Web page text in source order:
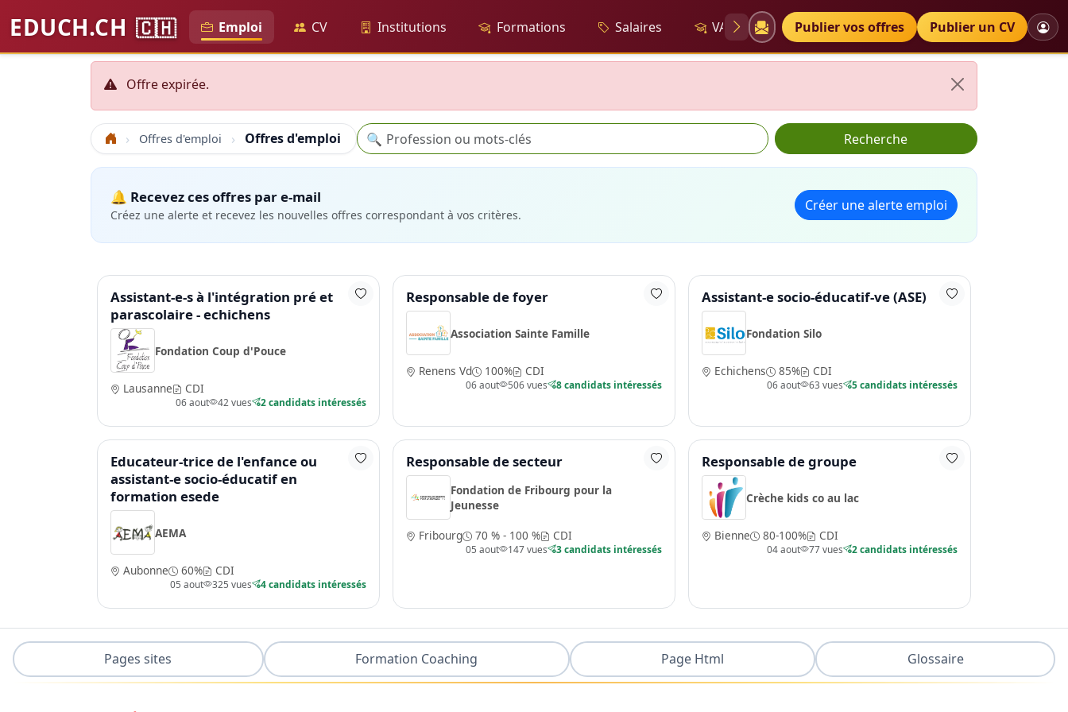
EDUCH.CH 🇨🇭 Emploi CV Institutions Formations Salaires VAE Diplômes Petites annonces
Publier vos offres Publier un CV
Offre expirée.
Accueil Offres d'emploi Offres d'emploi Recherche
🔍 Recherche
🔔 Recevez ces offres par e-mail
Créez une alerte et recevez les nouvelles offres correspondant à vos critères.
Créer une alerte emploi
Assistant-e-s à l'intégration pré et
parascolaire - echichens
Fondation Coup d'Pouce
Lausanne CDI
06 aout 42 vues 2 candidats intéressés
Responsable de foyer
Association Sainte Famille
Renens Vd 100% CDI
06 aout 506 vues 8 candidats intéressés
Assistant-e socio-éducatif-ve (ASE)
Fondation Silo
Echichens 85% CDI
06 aout 63 vues 5 candidats intéressés
Educateur-trice de l'enfance ou
assistant-e socio-éducatif en
formation esede
AEMA
Aubonne 60% CDI
05 aout 325 vues 4 candidats intéressés
Responsable de secteur
Fondation de Fribourg pour la
Jeunesse
Fribourg
70 % - 100 % CDI
05 aout 147 vues 3 candidats intéressés
Responsable de groupe
Crèche kids co au lac
Bienne 80-100% CDI
04 aout 77 vues 2 candidats intéressés
Pages sites Formation Coaching Page Html Glossaire